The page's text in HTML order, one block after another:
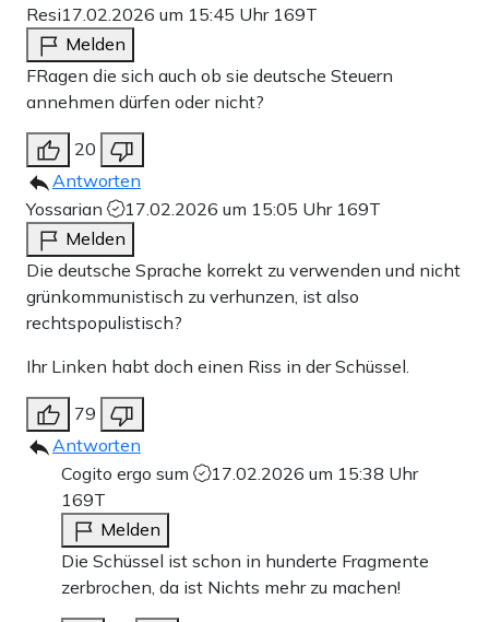
Resi17.02.2026 um 15:45 Uhr 169T
Melden
FRagen die sich auch ob sie deutsche Steuern
annehmen dürfen oder nicht?
20
Antworten
Yossarian
17.02.2026 um 15:05 Uhr 169T
Melden
Die deutsche Sprache korrekt zu verwenden und nicht
grünkommunistisch zu verhunzen, ist also
rechtspopulistisch?
Ihr Linken habt doch einen Riss in der Schüssel.
79
Antworten
Cogito ergo sum
17.02.2026 um 15:38 Uhr
169T
Melden
Die Schüssel ist schon in hunderte Fragmente
zerbrochen, da ist Nichts mehr zu machen!